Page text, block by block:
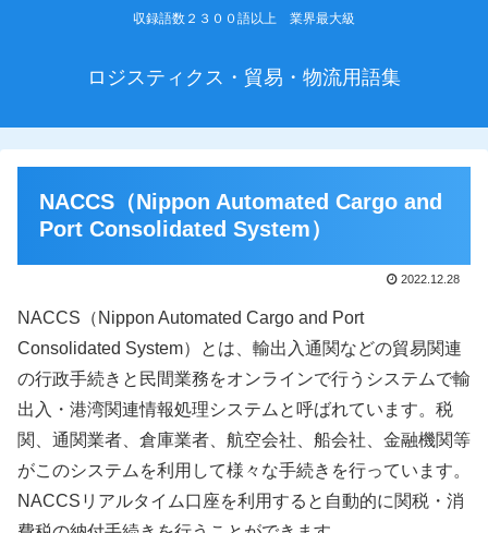
収録語数２３００語以上 業界最大級
ロジスティクス・貿易・物流用語集
NACCS（Nippon Automated Cargo and
Port Consolidated System）
2022.12.28
NACCS（Nippon Automated Cargo and Port
Consolidated System）とは、輸出入通関などの貿易関連
の行政手続きと民間業務をオンラインで行うシステムで輸
出入・港湾関連情報処理システムと呼ばれています。税
関、通関業者、倉庫業者、航空会社、船会社、金融機関等
がこのシステムを利用して様々な手続きを行っています。
NACCSリアルタイム口座を利用すると自動的に関税・消